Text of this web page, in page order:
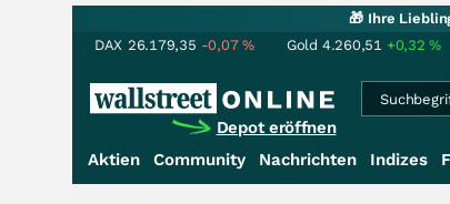
🎁 Ihre
DAX 26.179,35 -0,07% Gold 4.260,51 +0,32%
Depot eröffnen
Aktien Community Nachrichten Indizes